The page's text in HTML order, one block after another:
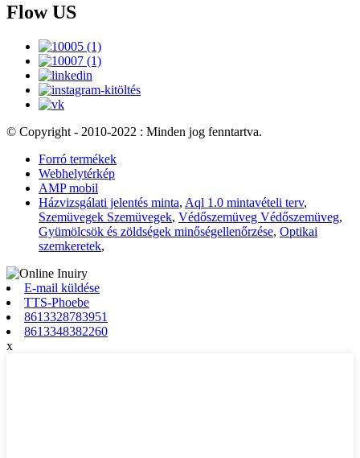
Flow US
© Copyright - 2010-2022 : Minden jog fenntartva.
Forró termékek
Webhelytérkép
AMP mobil
Házvizsgálati jelentés minta, Aql 1.0 mintavételi terv,
Szemüvegek Szemüvegek, Védőszemüveg Védőszemüveg,
Gyümölcsök és zöldségek minőségellenőrzése, Optikai
szemkeretek,
E-mail küldése
TTS-Phoebe
8613328783951
8613348382260
x